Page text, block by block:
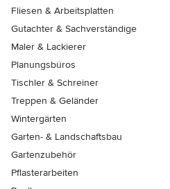
Fliesen & Arbeitsplatten
Gutachter & Sachverständige
Maler & Lackierer
Planungsbüros
Tischler & Schreiner
Treppen & Geländer
Wintergärten
Garten- & Landschaftsbau
Gartenzubehör
Pflasterarbeiten